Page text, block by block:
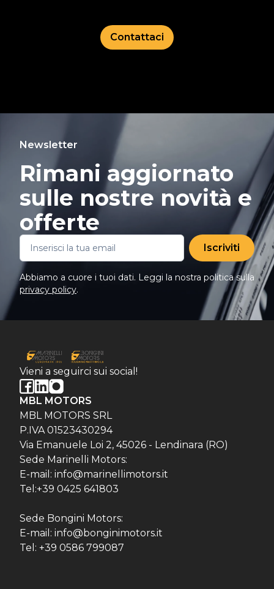
Contattaci
Newsletter
Rimani aggiornato
sulle nostre novità e
offerte
Iscriviti
Abbiamo a cuore i tuoi dati. Leggi la nostra politica sulla
privacy policy.
Vieni a seguirci sui social!
MBL MOTORS
MBL MOTORS SRL
P.IVA 01523430294
Via Emanuele Loi 2, 45026 - Lendinara (RO)
Sede Marinelli Motors:
E-mail: info@marinellimotors.it
Tel:+39 0425 641803
Sede Bongini Motors:
E-mail: info@bonginimotors.it
Tel: +39 0586 799087